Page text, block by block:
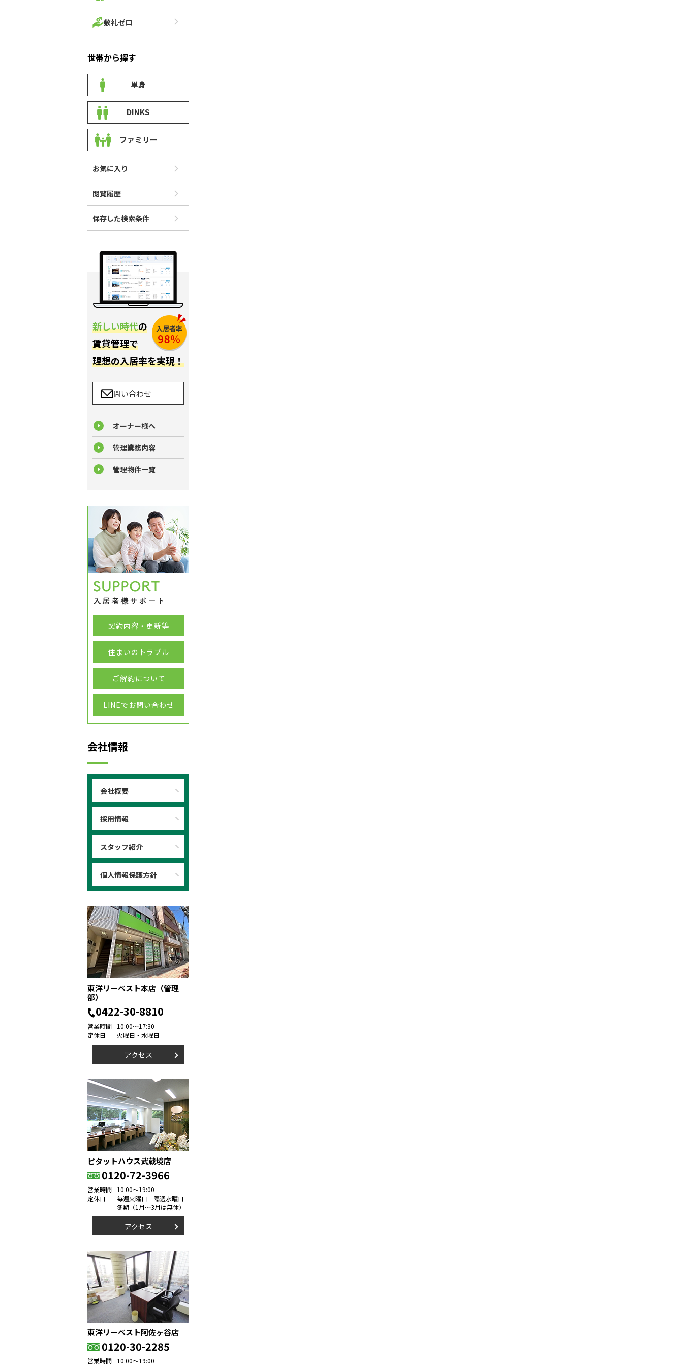
敷礼ゼロ
世帯から探す
単身
DINKS
ファミリー
お気に入り
閲覧履歴
保存した検索条件
新しい時代の
賃貸管理で
理想の入居率を実現！
問い合わせ
オーナー様へ
管理業務内容
管理物件一覧
契約内容・更新等
住まいのトラブル
ご解約について
LINEでお問い合わせ
会社情報
会社概要
採用情報
スタッフ紹介
個人情報保護方針
東洋リーベスト本店（管理
部）
0422-30-8810
営業時間
10:00～17:30
定休日
火曜日・水曜日
アクセス
ピタットハウス武蔵境店
0120-72-3966
営業時間
10:00～19:00
定休日
毎週火曜日 隔週水曜日
冬期（1月～3月は無休）
アクセス
東洋リーベスト阿佐ヶ谷店
0120-30-2285
営業時間
10:00～19:00